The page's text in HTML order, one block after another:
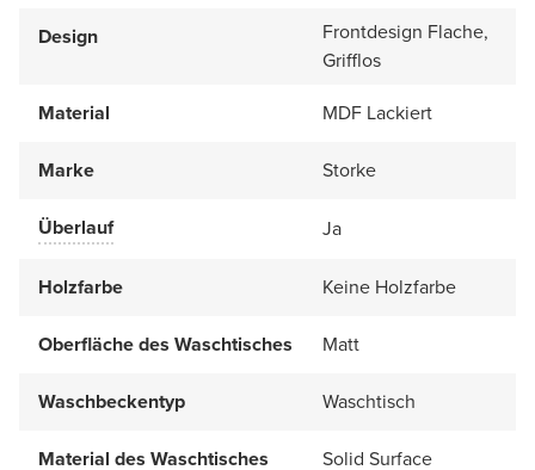
Design
Frontdesign Flache,
Grifflos
Material
MDF Lackiert
Marke Storke
Überlauf Ja
Holzfarbe Keine Holzfarbe
Oberfläche des Waschtisches Matt
Waschbeckentyp Waschtisch
Material des Waschtisches Solid Surface